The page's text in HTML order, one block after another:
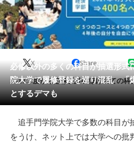
グルメ 地域
住まい 教育・
動物 リサー
会員記事
メディア
注目記事を集めた総合ページ
ITの今と未来を見通す
必修以外の多くの科目が抽選形
院大学で履修登録を巡り混乱 「
とするデマも
X Share
2017年度から必修以外のほぼ全ての科
追手門学院大学で多数の科目が
をうけ、ネット上では大学への批